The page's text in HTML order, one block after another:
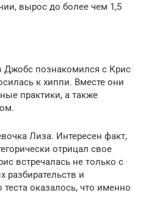
вырос до более чем 1,5
Джобс познакомился с Крис
к хиппи. Вместе они
практики, а также
Лиза. Интересен факт,
отрицал свое
встречалась не только с
разбирательств и
теста оказалось, что именно